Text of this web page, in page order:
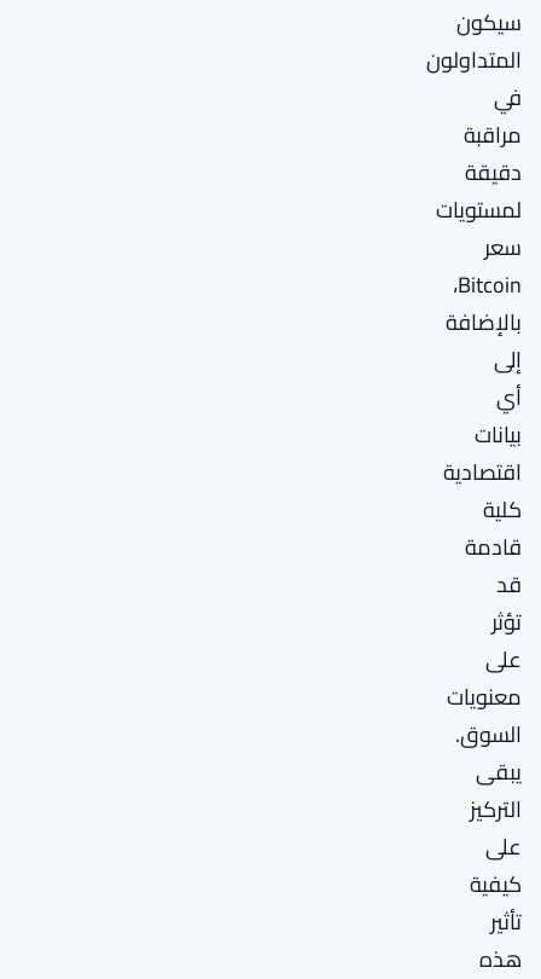
سيكون
المتداولون
في
مراقبة
دقيقة
لمستويات
سعر
Bitcoin،
بالإضافة
إلى
أي
بيانات
اقتصادية
كلية
قادمة
قد
تؤثر
على
معنويات
السوق.
يبقى
التركيز
على
كيفية
تأثير
هذه